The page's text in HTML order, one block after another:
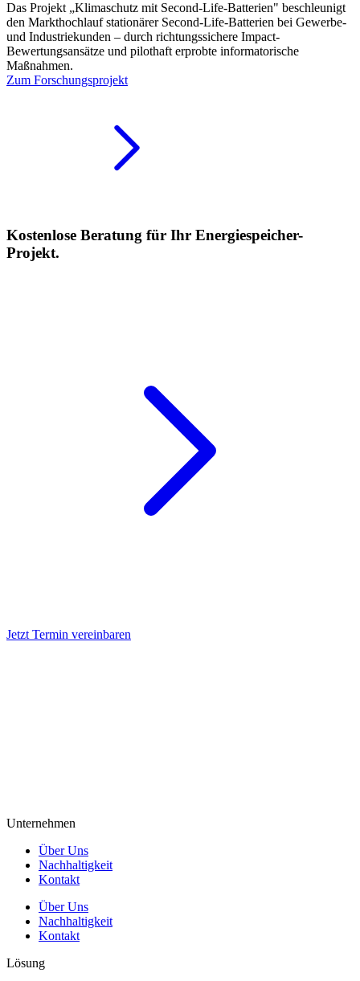
Das Projekt „Klimaschutz mit Second-Life-Batterien" beschleunigt
den Markthochlauf stationärer Second-Life-Batterien bei Gewerbe-
und Industriekunden – durch richtungssichere Impact-
Bewertungsansätze und pilothaft erprobte informatorische
Maßnahmen.
Zum Forschungsprojekt
Kostenlose Beratung für Ihr Energiespeicher-
Projekt.
Jetzt Termin vereinbaren
Unternehmen
Über Uns
Nachhaltigkeit
Kontakt
Über Uns
Nachhaltigkeit
Kontakt
Lösung